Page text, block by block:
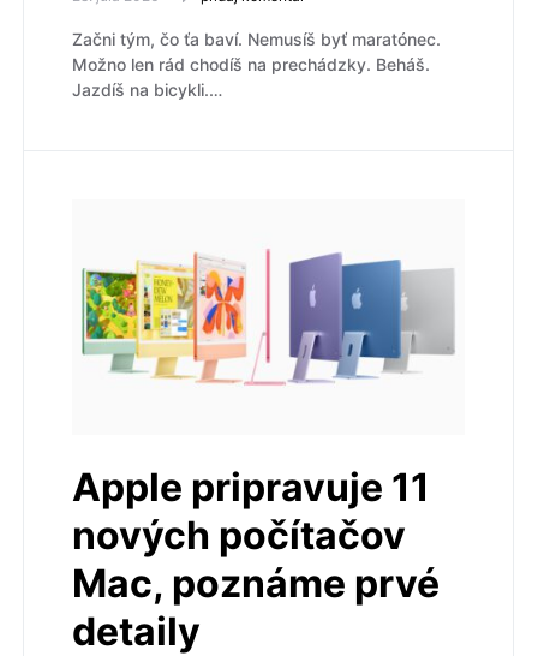
Začni tým, čo ťa baví. Nemusíš byť maratónec.
Možno len rád chodíš na prechádzky. Beháš.
Jazdíš na bicykli.…
Apple pripravuje 11
nových počítačov
Mac, poznáme prvé
detaily